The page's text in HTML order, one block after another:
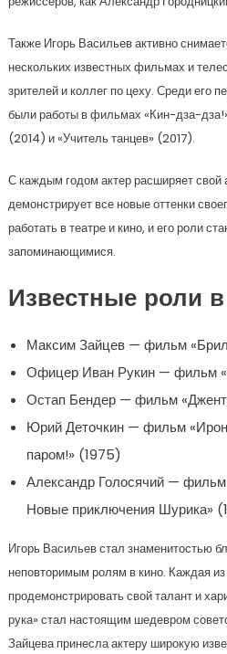
Также Игорь Васильев активно
нескольких известных фильмах и
зрителей и коллег по цеху. Среди его
были работы в фильмах «Кин-дза-
(2014) и «Учитель танцев» (2017).
С каждым годом актер расширяет свой
демонстрирует все новые оттенки
работать в театре и кино, и его роли
запоминающимися.
Известные роли
Максим Зайцев — фильм
Офицер Иван Рукин — фильм
Остап Бендер — фильм
Юрий Деточкин — фильм
паром!» (1975)
Александр Голосячий — фильм
Новые приключения Шурика»
Игорь Васильев стал знаменитостью
неповторимым ролям в кино. Каждая
продемонстрировать свой талант и
рука» стал настоящим шедевром
Зайцева принесла актеру широкую